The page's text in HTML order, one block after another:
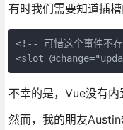
有时我们需要知道插
<!-- 可惜这个事件不
不幸的是，Vue没有内
然而，我的朋友